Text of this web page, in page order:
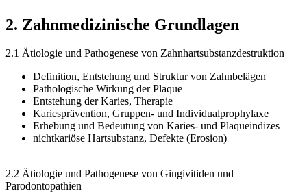
2. Zahnmedizinische Grundlagen
2.1 Ätiologie und Pathogenese von Zahnhartsubstanzdestruktion
Definition, Entstehung und Struktur von Zahnbelägen
Pathologische Wirkung der Plaque
Entstehung der Karies, Therapie
Kariesprävention, Gruppen- und Individualprophylaxe
Erhebung und Bedeutung von Karies- und Plaqueindizes
nichtkariöse Hartsubstanz, Defekte (Erosion)
2.2 Ätiologie und Pathogenese von Gingivitiden und
Parodontopathien